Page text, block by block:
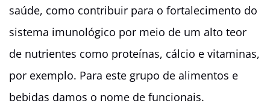
saúde, como contribuir para o fortalecimento do
sistema imunológico por meio de um alto teor
de nutrientes como proteínas, cálcio e vitaminas,
por exemplo. Para este grupo de alimentos e
bebidas damos o nome de funcionais.